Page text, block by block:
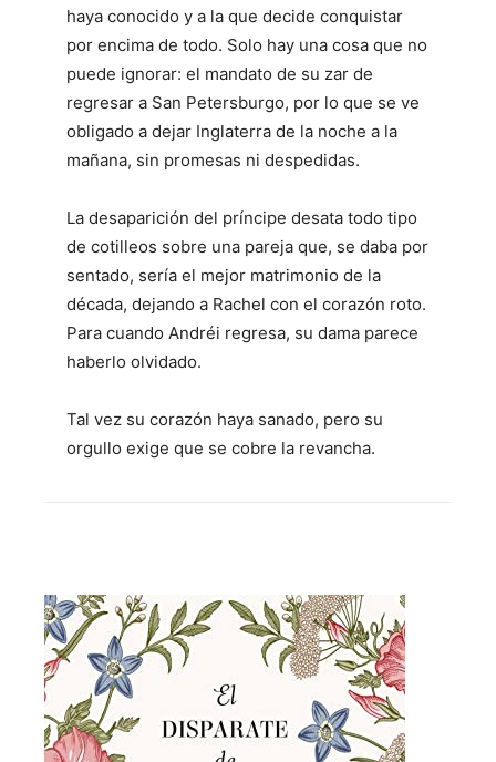
haya conocido y a la que decide conquistar
por encima de todo. Solo hay una cosa que no
puede ignorar: el mandato de su zar de
regresar a San Petersburgo, por lo que se ve
obligado a dejar Inglaterra de la noche a la
mañana, sin promesas ni despedidas.
La desaparición del príncipe desata todo tipo
de cotilleos sobre una pareja que, se daba por
sentado, sería el mejor matrimonio de la
década, dejando a Rachel con el corazón roto.
Para cuando Andréi regresa, su dama parece
haberlo olvidado.
Tal vez su corazón haya sanado, pero su
orgullo exige que se cobre la revancha.